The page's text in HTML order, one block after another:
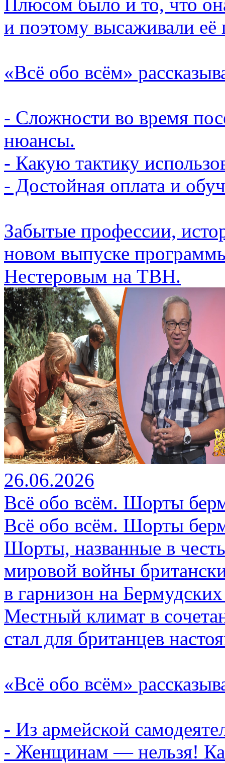
и поэтому высаживали её
«Всё обо всём»
- Сложности во время
нюансы.
- Какую тактику
- Достойная оплата и
Забытые профессии,
новом выпуске
Нестеровым на ТВН.
26.06.2026
Всё обо всём. Шорты
Всё обо всём. Шорты
Шорты, названные в
мировой войны
в гарнизон на
Местный климат в
стал для британцев
«Всё обо всём»
- Из армейской
- Женщинам — нельзя!